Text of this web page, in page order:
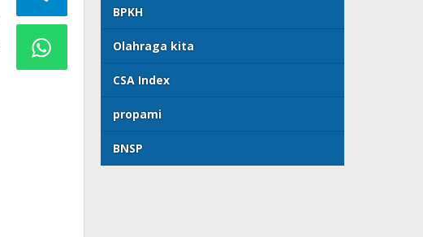
BPKH
Olahraga kita
CSA Index
propami
BNSP